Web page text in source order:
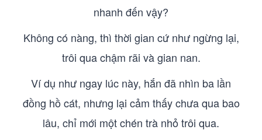
nhanh đến vậy?
Không có nàng, thì thời gian cứ như ngừng lại,
trôi qua chậm rãi và gian nan.
Ví dụ như ngay lúc này, hắn đã nhìn ba lần
đồng hồ cát, nhưng lại cảm thấy chưa qua bao
lâu, chỉ mới một chén trà nhỏ trôi qua.